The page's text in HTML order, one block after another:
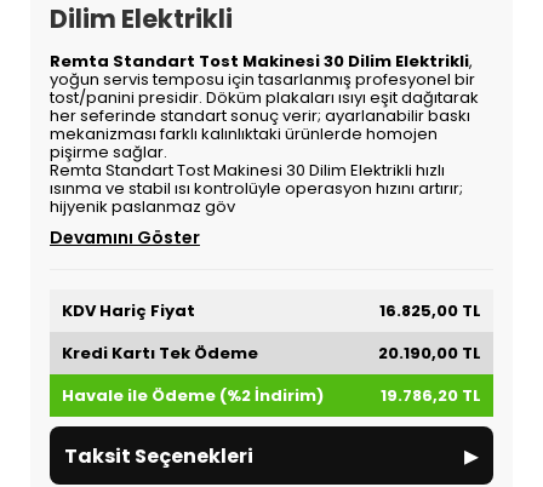
Dilim Elektrikli
Remta Standart Tost Makinesi 30 Dilim Elektrikli,
yoğun servis temposu için tasarlanmış profesyonel bir
tost/panini presidir. Döküm plakaları ısıyı eşit dağıtarak
her seferinde standart sonuç verir; ayarlanabilir baskı
mekanizması farklı kalınlıktaki ürünlerde homojen
pişirme sağlar.
Remta Standart Tost Makinesi 30 Dilim Elektrikli hızlı
ısınma ve stabil ısı kontrolüyle operasyon hızını artırır;
hijyenik paslanmaz göv
Devamını Göster
KDV Hariç Fiyat
16.825,00 TL
Kredi Kartı Tek Ödeme
20.190,00 TL
Havale ile Ödeme (%2 İndirim)
19.786,20 TL
Taksit Seçenekleri ▸